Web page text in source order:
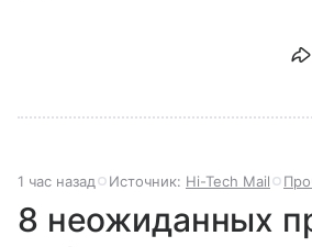
1 час назад Источник: Hi-Tech Mail
8 неожиданных